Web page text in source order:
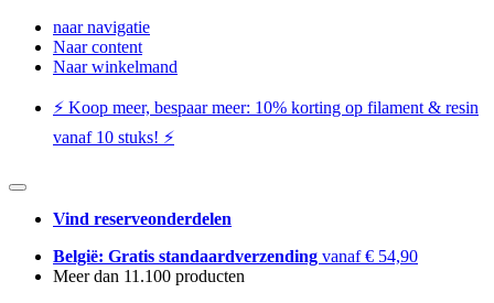
naar navigatie
Naar content
Naar winkelmand
⚡️ Koop meer, bespaar meer: ​​10% korting op filament & resin
vanaf 10 stuks! ⚡️
Vind reserveonderdelen
België: Gratis standaardverzending vanaf € 54,90
Meer dan 11.100 producten